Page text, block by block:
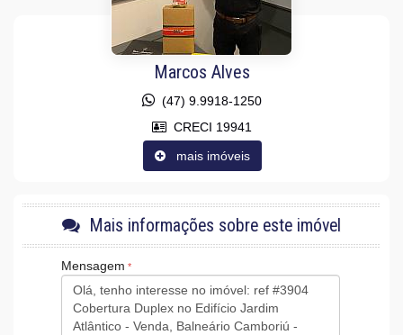
Sauna
Gerador
Sala de Jogos
Piscina
Espaço Gourmet
Espaço Fitness
Marcos Alves
(47) 9.9918-1250
CRECI 19941
mais imóveis
Mais informações sobre este imóvel
Mensagem